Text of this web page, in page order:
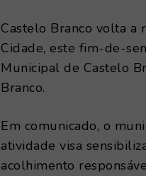
Castelo Branco volta a
Cidade, este fim-de-
Municipal de Castelo
Branco.
Em comunicado, o
atividade visa
acolhimento